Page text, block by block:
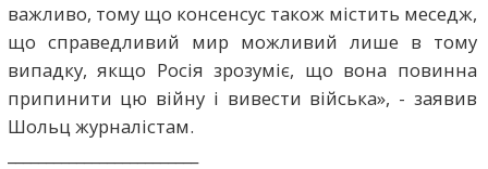
важливо, тому що консенсус також містить меседж,
що справедливий мир можливий лише в тому
випадку, якщо Росія зрозуміє, що вона повинна
припинити цю війну і вивести війська», - заявив
Шольц журналістам.